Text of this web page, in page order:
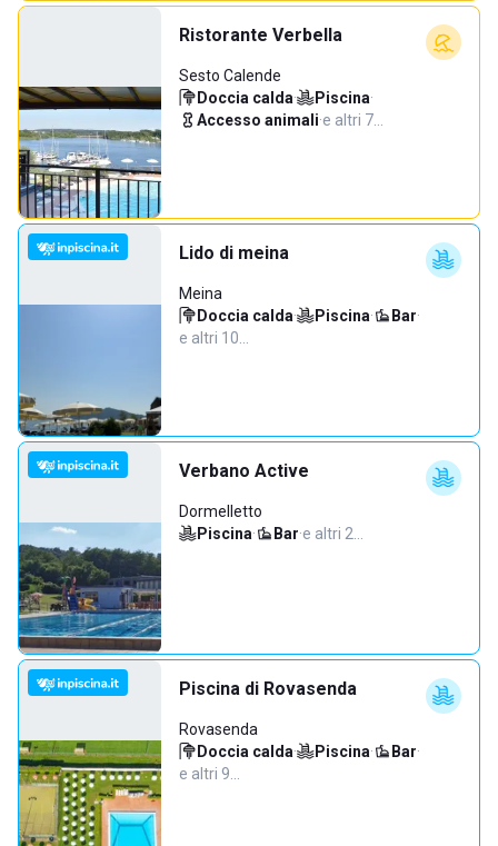
Ristorante Verbella
Sesto Calende
Doccia calda· Piscina·
Accesso animali·e altri 7…
Lido di meina
Meina
Doccia calda· Piscina· Bar·
e altri 10…
Verbano Active
Dormelletto
Piscina· Bar·e altri 2…
Piscina di Rovasenda
Rovasenda
Doccia calda· Piscina· Bar·
e altri 9…